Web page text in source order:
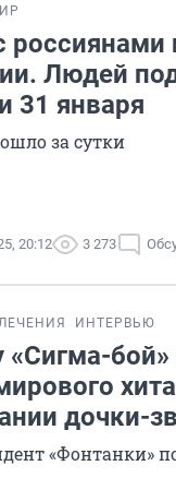
россиянами
Людей
31 января
за сутки
20:12 3 273
ИНТЕРВЬЮ
«Сигма-
дочки-
«Фонтанки»